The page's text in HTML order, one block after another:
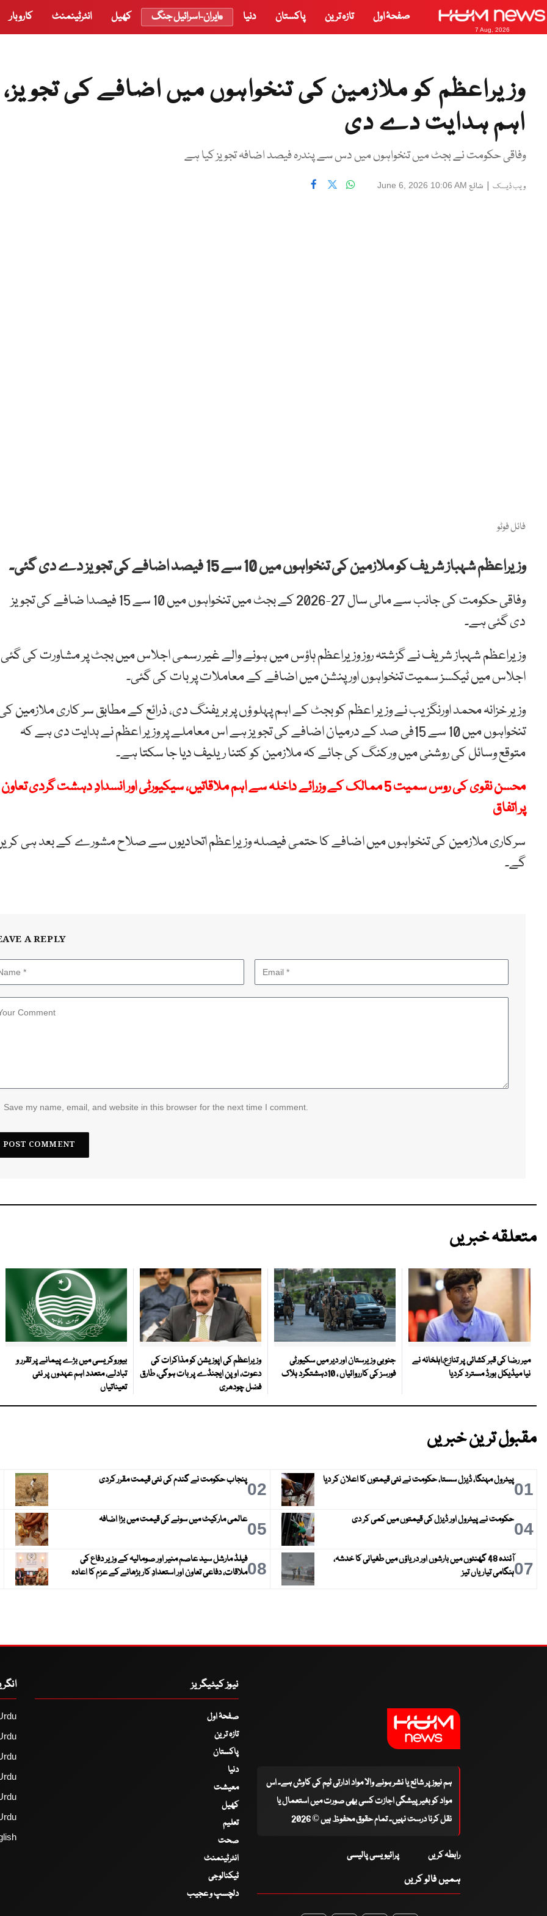
7 Aug, 2026
صفحۂ اول تازہ ترین پاکستان دنیا ایران-اسرائیل جنگ کھیل انٹرٹینمنٹ کاروبار
وزیراعظم کو ملازمین کی تنخواہوں میں اضافے کی تجویز،
اہم ہدایت دے دی
وفاقی حکومت نے بجٹ میں تنخواہوں میں دس سے پندرہ فیصد اضافہ تجویز کیا ہے
ویب ڈیسک | شائع June 6, 2026 10:06 AM
فائل فوٹو
وزیراعظم شہباز شریف کو ملازمین کی تنخواہوں میں 10 سے 15 فیصد اضافے کی تجویز دے دی گئی۔
وفاقی حکومت کی جانب سے مالی سال 27-2026 کے بجٹ میں تنخواہوں میں 10 سے 15 فیصدا ضافے کی تجویز
دی گئی ہے۔
وزیراعظم شہباز شریف نے گزشتہ روز وزیراعظم ہاؤس میں ہونے والے غیر رسمی اجلاس میں بجٹ پر مشاورت کی
اجلاس میں ٹیکسز سمیت تنخواہوں اور پنشن میں اضافے کے معاملات پر بات کی گئی۔
وزیر خزانہ محمد اورنگزیب نے وزیر اعظم کو بجٹ کے اہم پہلو ؤں پر بریفنگ دی، ذرائع کے مطابق سر کاری ملازمین
تنخواہوں میں 10 سے 15فی صد کے درمیان اضافے کی تجویز ہے اس معاملے پر وزیر اعظم نے ہدایت دی ہے کہ
متوقع وسائل کی روشنی میں ورکنگ کی جائے کہ ملازمین کو کتنا ریلیف دیا جا سکتا ہے۔
محسن نقوی کی روس سمیت 5 ممالک کے وزرائے داخلہ سے اہم ملاقاتیں، سیکیورٹی اور انسدادِ دہشت گردی تعاون
پر اتفاق
سرکاری ملازمین کی تنخواہوں میں اضافے کا حتمی فیصلہ وزیراعظم اتحادیوں سے صلاح مشورے کے بعد ہی
گے۔
A REPLY
Save my name, email, and website in this browser for the next time I comment.
متعلقہ خبریں
میر رضا کی قبر کشائی پر تنازع،اہلخانہ نے
نیا میڈیکل بورڈ مسترد کردیا
جنوبی وزیرستان اور دیر میں سکیورٹی
فورسز کی کارروائیاں ، 10دہشتگرد ہلاک
وزیراعظم کی اپوزیشن کو مذاکرات کی
دعوت، اوپن ایجنڈے پر بات ہوگی، طارق
فضل چودھری
بیوروکریسی میں بڑے پیمانے پر تقرر و
تبادلے، متعدد اہم عہدوں پر نئی
تعیناتیاں
مقبول ترین خبریں
01پیٹرول مہنگا، ڈیزل سستا، حکومت نے نئی قیمتوں کا اعلان کر دیا 02پنجاب حکومت نے گندم کی نئی قیمت مقرر کردی
04حکومت نے پیٹرول اور ڈیزل کی قیمتوں میں کمی کر دی 05عالمی مارکیٹ میں سونے کی قیمت میں بڑا اضافہ
07
آئندہ 48 گھنٹوں میں بارشوں اور دریاؤں میں طغیانی کا خدشہ،
ہنگامی تیاریاں تیز
08فیلڈ مارشل سید عاصم منیر اور صومالیہ کے وزیر دفاع کی
ملاقات، دفاعی تعاون اور استعدادِ کار بڑھانے کے عزم کا اعادہ
ہم نیوز پر شائع یا نشر ہونے والا مواد ادارتی ٹیم کی کاوش ہے۔ اس
مواد کو بغیر پیشگی اجازت کسی بھی صورت میں استعمال یا
نقل کرنا درست نہیں۔ تمام حقوق محفوظ ہیں © 2026
رابطہ کریں پرائیویسی پالیسی
ہمیں فالو کریں
نیوز کیٹیگریز
صفحۂ اول
تازہ ترین
پاکستان
دنیا
معیشت
کھیل
تعلیم
صحت
انٹرٹینمنٹ
ٹیکنالوجی
دلچسپ و عجیب